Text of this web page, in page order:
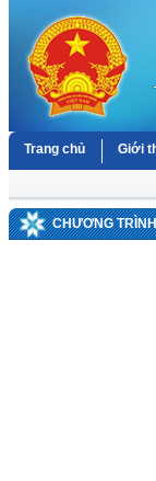
Trang chủ Giới
CHƯƠNG